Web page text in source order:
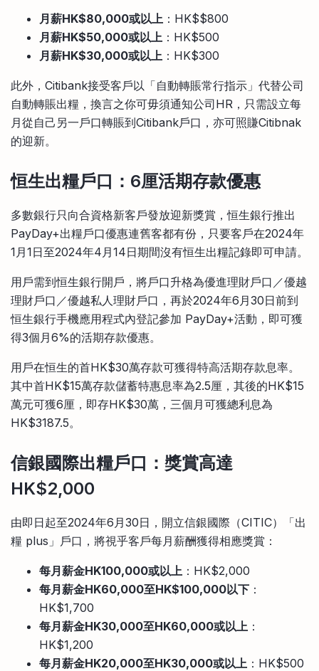
月薪HK$80,000或以上 ：HK$$800
月薪HK$50,000或以上 ：HK$500
月薪HK$30,000或以上 ：HK$300
此外，Citibank接受客戶以「自動轉賬常行指示」代替公司
自動轉賬出糧，換言之你可毋須通知公司HR，只需設立每
月從自己另一戶口轉賬到Citibank戶口，亦可照賺Citibnak
的迎新。
恒生出糧戶口：6厘活期存款優惠
多數銀行只向合資格新客戶發放迎新獎賞，恒生銀行推出
PayDay+出糧戶口優惠連舊客都有份，只要客戶在2024年
1月1日至2024年4月14日期間沒有恒生出糧記錄即可申請。
用戶需到恒生銀行開戶，將戶口升格為優進理財戶口／優越
理財戶口／優越私人理財戶口，再於2024年6月30日前到
恒生銀行手機應用程式內登記參加 PayDay+活動，即可獲
得3個月6%的活期存款優惠。
用戶在恒生的首HK$30萬存款可獲得特高活期存款息率。
其中首HK$15萬存款儲蓄特惠息率為2.5厘，其後的HK$15
萬元可獲6厘，即存HK$30萬，三個月可獲總利息為
HK$3187.5。
信銀國際出糧戶口：獎賞高達
HK$2,000
由即日起至2024年6月30日，開立信銀國際（CITIC）「出
糧 plus」戶口，將視乎客戶每月薪酬獲得相應獎賞：
每月薪金HK100,000或以上 ：HK$2,000
每月薪金HK60,000至HK$100,000以下 ：
HK$1,700
每月薪金HK30,000至HK60,000或以上 ：
HK$1,200
每月薪金HK20,000至HK30,000或以上 ：HK$500